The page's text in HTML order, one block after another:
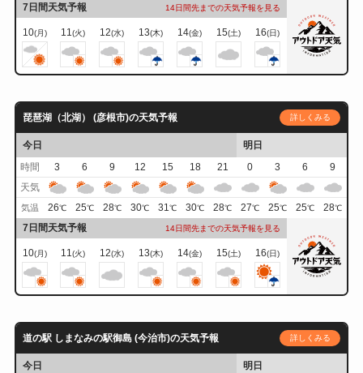
7日間天気予報 14日間先までの天気予報を見る
10(月) 11(火) 12(水) 13(木) 14(金) 15(土) 16(日)
琵琶湖（北湖） (彦根市)の天気予報 詳しくみる
今日
明日
時間
3 6 9 12 15 18 21 0 3 6
9
天気
気温 26℃ 25℃ 28℃ 30℃ 31℃ 30℃ 28℃ 27℃ 25℃ 25℃ 28℃
7日間天気予報 14日間先までの天気予報を見る
10(月) 11(火) 12(水) 13(木) 14(金) 15(土) 16(日)
道の駅 しまなみの駅御島 (今治市)の天気予報 詳しくみる
今日
明日